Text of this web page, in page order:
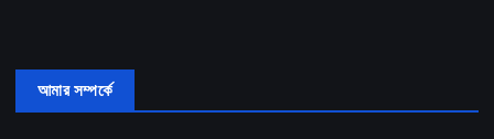
আমার সম্পর্কে